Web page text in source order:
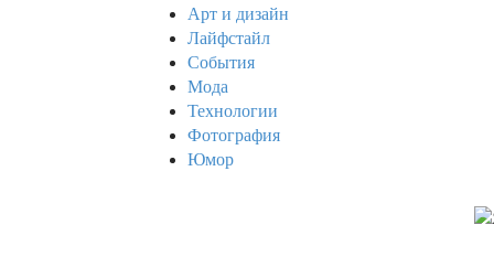
Арт и дизайн
Лайфстайл
События
Мода
Технологии
Фотография
Юмор